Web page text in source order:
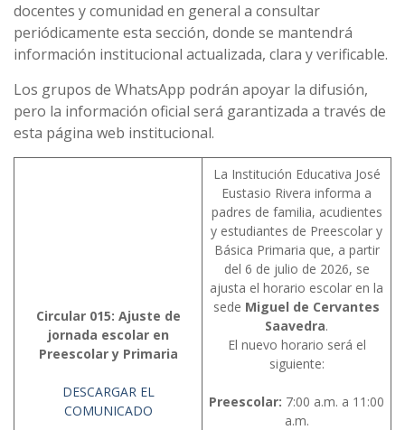
docentes y comunidad en general a consultar
periódicamente esta sección, donde se mantendrá
información institucional actualizada, clara y verificable.
Los grupos de WhatsApp podrán apoyar la difusión,
pero la información oficial será garantizada a través de
esta página web institucional.
Circular 015: Ajuste de
jornada escolar en
Preescolar y Primaria
DESCARGAR EL
COMUNICADO
La Institución Educativa José
Eustasio Rivera informa a
padres de familia, acudientes
y estudiantes de Preescolar y
Básica Primaria que, a partir
del 6 de julio de 2026, se
ajusta el horario escolar en la
sede Miguel de Cervantes
Saavedra.
El nuevo horario será el
siguiente:
Preescolar: 7:00 a.m. a 11:00
a.m.